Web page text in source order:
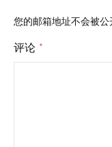
您的邮箱地址不会被公
评论 *